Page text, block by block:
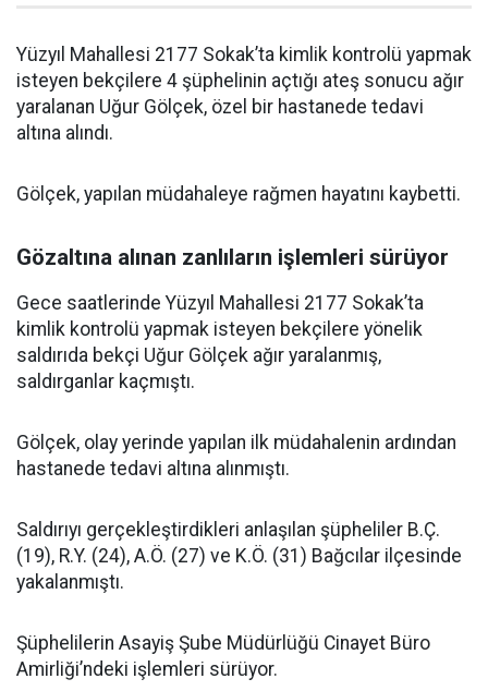
Yüzyıl Mahallesi 2177 Sokak’ta kimlik kontrolü yapmak
isteyen bekçilere 4 şüphelinin açtığı ateş sonucu ağır
yaralanan Uğur Gölçek, özel bir hastanede tedavi
altına alındı.
Gölçek, yapılan müdahaleye rağmen hayatını kaybetti.
Gözaltına alınan zanlıların işlemleri sürüyor
Gece saatlerinde Yüzyıl Mahallesi 2177 Sokak’ta
kimlik kontrolü yapmak isteyen bekçilere yönelik
saldırıda bekçi Uğur Gölçek ağır yaralanmış,
saldırganlar kaçmıştı.
Gölçek, olay yerinde yapılan ilk müdahalenin ardından
hastanede tedavi altına alınmıştı.
Saldırıyı gerçekleştirdikleri anlaşılan şüpheliler B.Ç.
(19), R.Y. (24), A.Ö. (27) ve K.Ö. (31) Bağcılar ilçesinde
yakalanmıştı.
Şüphelilerin Asayiş Şube Müdürlüğü Cinayet Büro
Amirliği’ndeki işlemleri sürüyor.